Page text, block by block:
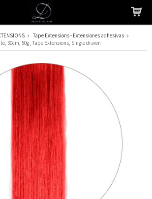
ha sido añadido a su carrito
Tape Extensions - Extensiones adhesivas
30cm, 50g , Tape Extensions, Single drawn